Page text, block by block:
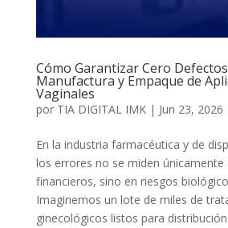
Cómo Garantizar Cero
Manufactura y Empaque de
Vaginales
por TIA DIGITAL IMK| Jun 23, 2026
En la industria farmacéutica y de
los errores no se miden únicamente
financieros, sino en riesgos
Imaginemos un lote de miles de
ginecológicos listos para